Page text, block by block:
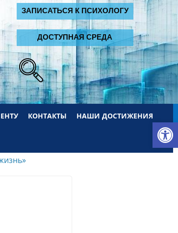
ЗАПИСАТЬСЯ К ПСИХОЛОГУ
ДОСТУПНАЯ СРЕДА
КОНТАКТЫ НАШИ ДОСТИЖЕНИЯ